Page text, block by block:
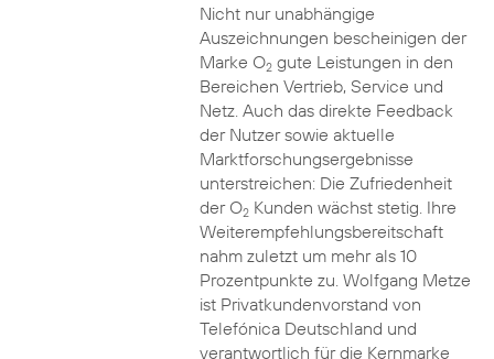
Nicht nur unabhängige
Auszeichnungen bescheinigen der
Marke O2gute Leistungen in den
Bereichen Vertrieb, Service und
Netz. Auch das direkte Feedback
der Nutzer sowie aktuelle
Marktforschungsergebnisse
unterstreichen: Die Zufriedenheit
der O2Kunden wächst stetig. Ihre
Weiterempfehlungsbereitschaft
nahm zuletzt um mehr als 10
Prozentpunkte zu. Wolfgang Metze
ist Privatkundenvorstand von
Telefónica Deutschland und
verantwortlich für die Kernmarke